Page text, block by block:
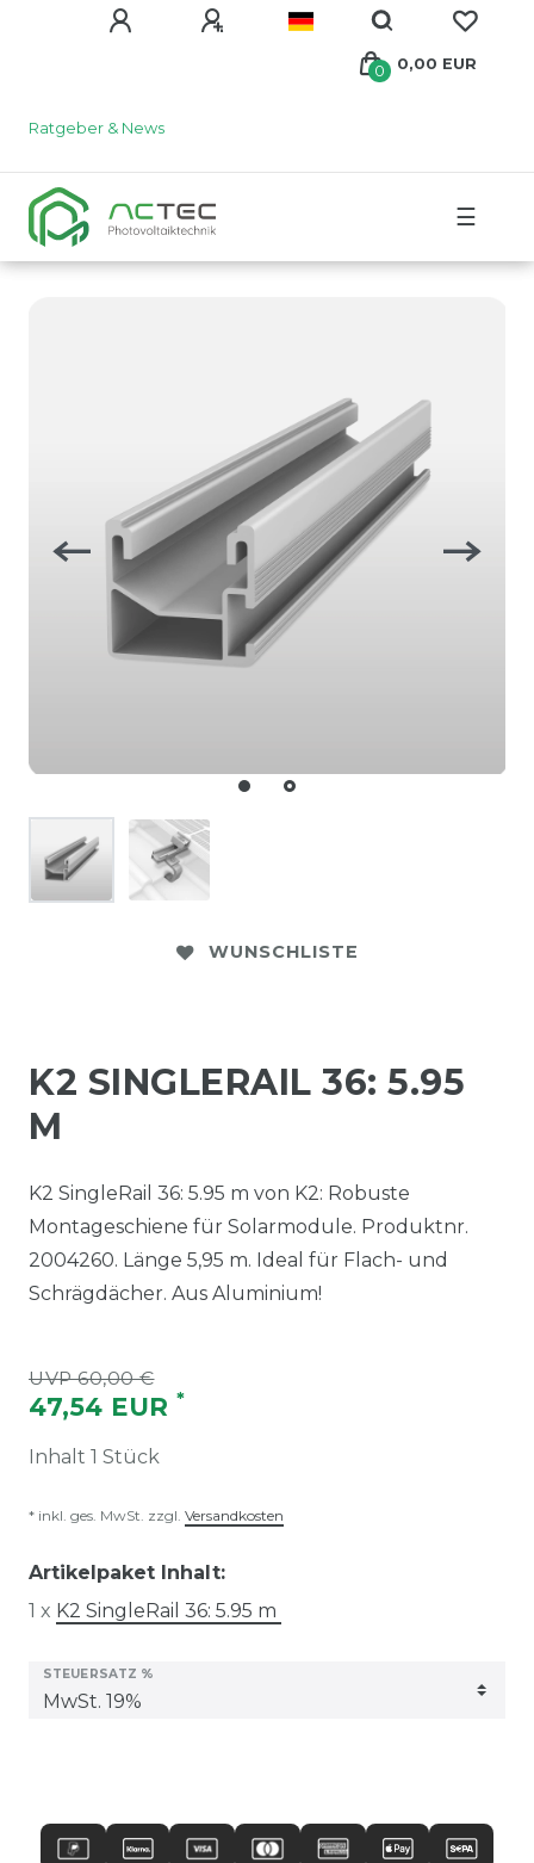
Ratgeber & News
0 0,00 EUR
☰
WUNSCHLISTE
K2 SINGLERAIL 36: 5.95
M
K2 SingleRail 36: 5.95 m von K2: Robuste
Montageschiene für Solarmodule. Produktnr.
2004260. Länge 5,95 m. Ideal für Flach- und
Schrägdächer. Aus Aluminium!
UVP 60,00 €
47,54 EUR *
Inhalt 1 Stück
* inkl. ges. MwSt. zzgl. Versandkosten
Artikelpaket Inhalt:
1 x K2 SingleRail 36: 5.95 m
STEUERSATZ %